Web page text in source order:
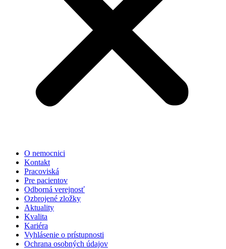
O nemocnici
Kontakt
Pracoviská
Pre pacientov
Odborná verejnosť
Ozbrojené zložky
Aktuality
Kvalita
Kariéra
Vyhlásenie o prístupnosti
Ochrana osobných údajov